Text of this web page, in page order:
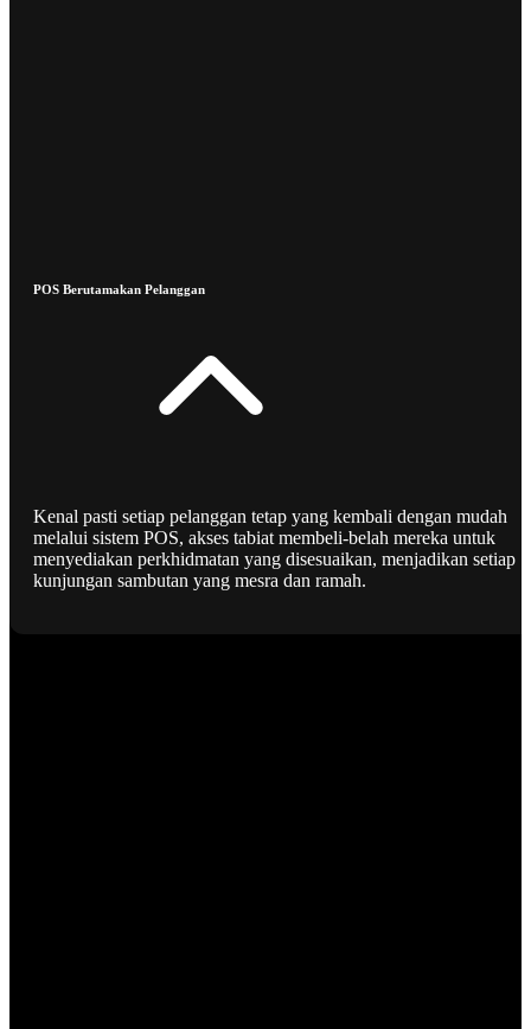
POS Berutamakan Pelanggan
Kenal pasti setiap pelanggan tetap yang kembali dengan mudah
melalui sistem POS, akses tabiat membeli-belah mereka untuk
menyediakan perkhidmatan yang disesuaikan, menjadikan setiap
kunjungan sambutan yang mesra dan ramah.